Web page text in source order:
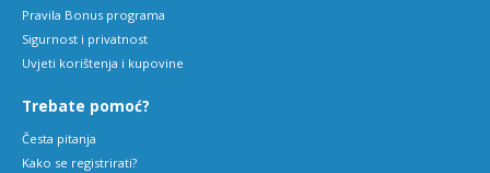
Pravila Bonus programa
Sigurnost i privatnost
Uvjeti korištenja i kupovine
Trebate pomoć?
Česta pitanja
Kako se registrirati?